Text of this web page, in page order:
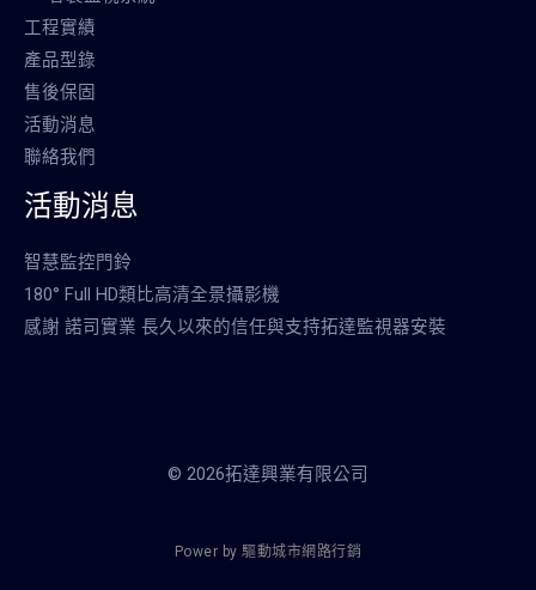
工程實績
產品型錄
售後保固
活動消息
聯絡我們
活動消息
智慧監控門鈴
180° Full HD類比高清全景攝影機
感謝 諾司實業 長久以來的信任與支持拓達監視器安裝
© 2026拓達興業有限公司
Power by 驅動城市網 路行銷